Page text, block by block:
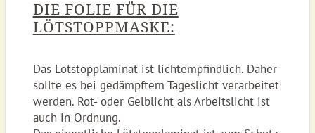
DIE FOLIE FÜR DIE
LÖTSTOPPMASKE:
Das Lötstopplaminat ist lichtempfindlich. Daher
sollte es bei gedämpftem Tageslicht verarbeitet
werden. Rot- oder Gelblicht als Arbeitslicht ist
auch in Ordnung.